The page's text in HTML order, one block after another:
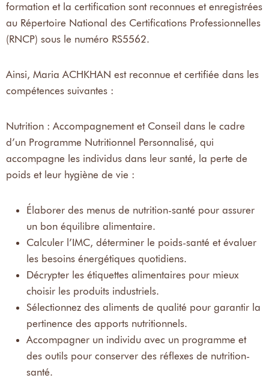
formation et la certification sont reconnues et enregistrées
au Répertoire National des Certifications Professionnelles
(RNCP) sous le numéro RS5562.
Ainsi, Maria ACHKHAN est reconnue et certifiée dans les
compétences suivantes :
Nutrition : Accompagnement et Conseil dans le cadre
d’un Programme Nutritionnel Personnalisé, qui
accompagne les individus dans leur santé, la perte de
poids et leur hygiène de vie :
Élaborer des menus de nutrition-santé pour assurer
un bon équilibre alimentaire.
Calculer l’IMC, déterminer le poids-santé et évaluer
les besoins énergétiques quotidiens.
Décrypter les étiquettes alimentaires pour mieux
choisir les produits industriels.
Sélectionnez des aliments de qualité pour garantir la
pertinence des apports nutritionnels.
Accompagner un individu avec un programme et
des outils pour conserver des réflexes de nutrition-
santé.